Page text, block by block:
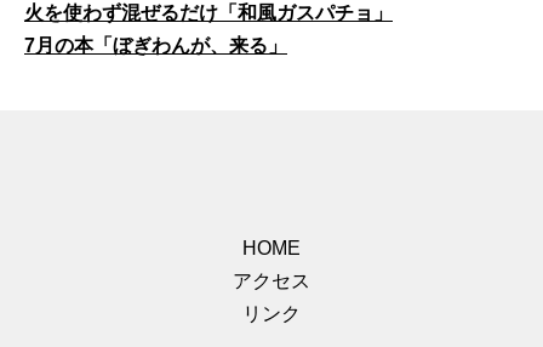
火を使わず混ぜるだけ「和風ガスパチョ」
7月の本「ぼぎわんが、来る」
HOME
アクセス
リンク